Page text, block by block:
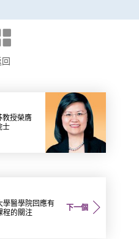
教授榮膺
士
下一個
學醫學院回應有
程的關注